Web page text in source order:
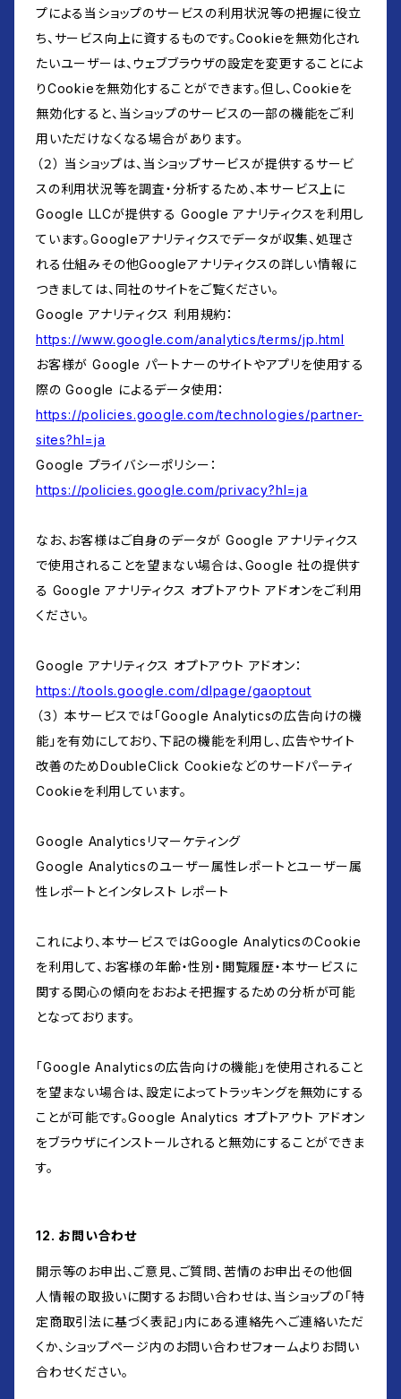
プによる当ショップのサービスの利用状況等の把握に役立
ち、サービス向上に資するものです。Cookieを無効化され
たいユーザーは、ウェブブラウザの設定を変更することによ
りCookieを無効化することができます。但し、Cookieを
無効化すると、当ショップのサービスの一部の機能をご利
用いただけなくなる場合があります。
（２） 当ショップは、当ショップサービスが提供するサービ
スの利用状況等を調査・分析するため、本サービス上に
Google LLCが提供する Google アナリティクスを利用し
ています。Googleアナリティクスでデータが収集、処理さ
れる仕組みその他Googleアナリティクスの詳しい情報に
つきましては、同社のサイトをご覧ください。
Google アナリティクス 利用規約：
https://www.google.com/analytics/terms/jp.html
お客様が Google パートナーのサイトやアプリを使用する
際の Google によるデータ使用：
https://policies.google.com/technologies/partner-
sites?hl=ja
Google プライバシーポリシー：
https://policies.google.com/privacy?hl=ja
なお、お客様はご自身のデータが Google アナリティクス
で使用されることを望まない場合は、Google 社の提供す
る Google アナリティクス オプトアウト アドオンをご利用
ください。
Google アナリティクス オプトアウト アドオン：
https://tools.google.com/dlpage/gaoptout
（３） 本サービスでは「Google Analyticsの広告向けの機
能」を有効にしており、下記の機能を利用し、広告やサイト
改善のためDoubleClick Cookieなどのサードパーティ
Cookieを利用しています。
Google Analyticsリマーケティング
Google Analyticsのユーザー属性レポートとユーザー属
性レポートとインタレスト レポート
これにより、本サービスではGoogle AnalyticsのCookie
を利用して、お客様の年齢・性別・閲覧履歴・本サービスに
関する関心の傾向をおおよそ把握するための分析が可能
となっております。
「Google Analyticsの広告向けの機能」を使用されること
を望まない場合は、設定によってトラッキングを無効にする
ことが可能です。Google Analytics オプトアウト アドオン
をブラウザにインストールされると無効にすることができま
す。
12. お問い合わせ
開示等のお申出、ご意見、ご質問、苦情のお申出その他個
人情報の取扱いに関するお問い合わせは、当ショップの「特
定商取引法に基づく表記」内にある連絡先へご連絡いただ
くか、ショップページ内のお問い合わせフォームよりお問い
合わせください。